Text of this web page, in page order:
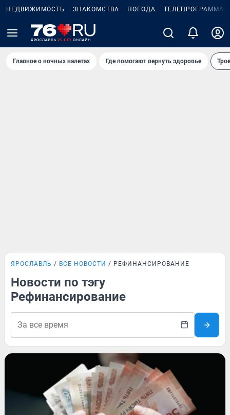
НЕДВИЖИМОСТЬ ЗНАКОМСТВА ПОГОДА ТЕЛЕПРОГРАММА
Главное о ночных налетах Где помогают вернуть здоровье
ЯРОСЛАВЛЬ ВСЕ НОВОСТИ РЕФИНАНСИРОВАНИЕ
Новости по тэгу
Рефинансирование